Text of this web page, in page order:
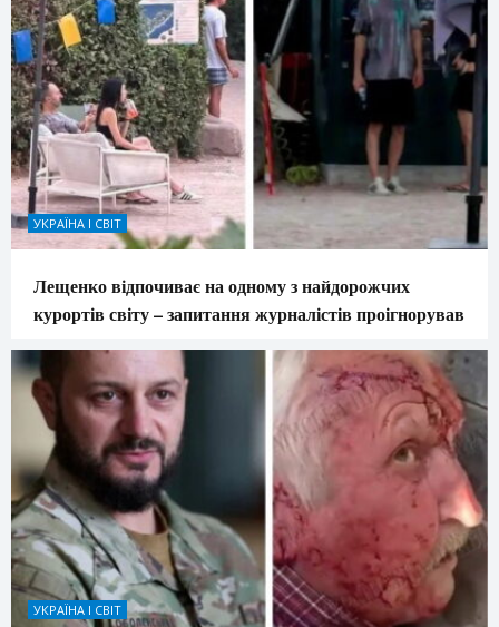
УКРАЇНА І СВІТ
Лещенко відпочиває на одному з найдорожчих
курортів світу – запитання журналістів проігнорував
УКРАЇНА І СВІТ